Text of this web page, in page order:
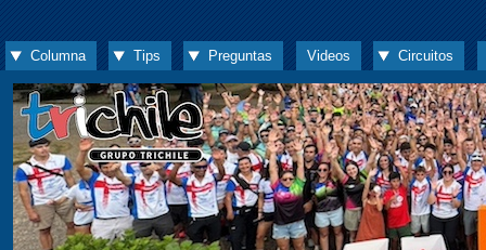
Columna Tips Preguntas Videos Circuitos